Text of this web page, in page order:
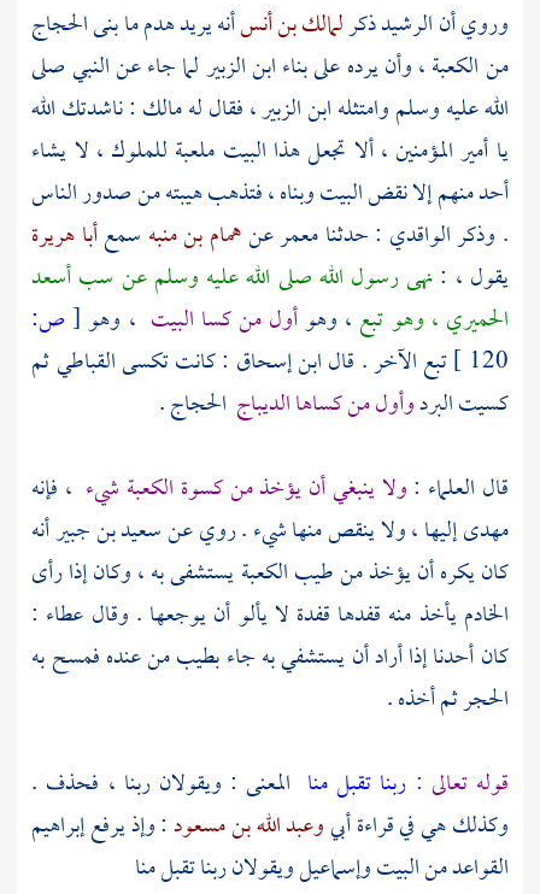
وروي أنالرشيدذكرلمالك بن أنسأنه يريد هدم ما بنىالحجاج
منالكعبة، وأن يرده على بناءابن الزبيرلما جاء عن النبي صلى
الله عليه وسلم وامتثلهابن الزبير، فقال لهمالك : ناشدتك الله
يا أمير المؤمنين ، ألا تجعل هذا البيت ملعبة للملوك ، لا يشاء
أحد منهم إلا نقضالبيتوبناه ، فتذهب هيبته من صدور الناس
. وذكرالواقدي : حدثنامعمرعنهمام بن منبه سمعأبا هريرة
يقول ، :نهى رسول الله صلى الله عليه وسلم عن سبأسعد
الحميري ، وهو تبع ، وهوأول من كسا البيت ، وهو[ص:
120 ] تبع الآخر . قالابن إسحاق : كانت تكسى القباطي ثم
كسيت البردوأول من كساها الديباج الحجاج .
قال العلماء :ولا ينبغي أن يؤخذ من كسوة الكعبة شيء ، فإنه
مهدى إليها ، ولا ينقص منها شيء . روي عنسعيد بن جبيرأنه
كان يكره أن يؤخذ من طيبالكعبةيستشفى به ، وكان إذا رأى
الخادم يأخذ منه قفدها قفدة لا يألو أن يوجعها . وقال عطاء :
كان أحدنا إذا أراد أن يستشفي به جاء بطيب من عنده فمسح به
الحجر ثم أخذه .
قوله تعالى : ربنا تقبل منا المعنى : ويقولان ربنا ، فحذف .
وكذلك هي في قراءة أبيوعبد الله بن مسعود: وإذ يرفعإبراهيم
القواعد من البيتوإسماعيلويقولان ربنا تقبل منا